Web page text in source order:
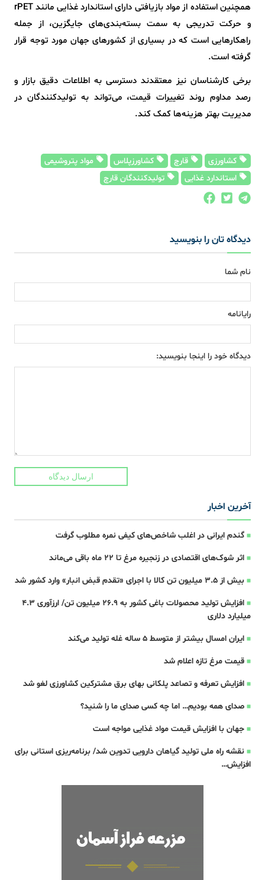
همچنین استفاده از مواد بازیافتی دارای استاندارد غذایی مانند rPET
و حرکت تدریجی به سمت بسته‌بندی‌های جایگزین، از جمله
راهکارهایی است که در بسیاری از کشورهای جهان مورد توجه قرار
گرفته است.
برخی کارشناسان نیز معتقدند دسترسی به اطلاعات دقیق بازار و
رصد مداوم روند تغییرات قیمت، می‌تواند به تولیدکنندگان در
مدیریت بهتر هزینه‌ها کمک کند.
کشاورزی قارچ کشاورزپلاس
مواد پتروشیمی
استاندارد غذایی
تولیدکنندگان قارچ
دیدگاه تان را بنویسید
نام شما
رایانامه
دیدگاه خود را اینجا بنویسید:
ارسال دیدگاه
آخرین اخبار
گندم ایرانی در اغلب شاخص‌های کیفی نمره مطلوب گرفت
اثر شوک‌های اقتصادی در زنجیره مرغ تا 22 ماه باقی می‌ماند
بیش از ۳.۵ میلیون تن کالا با اجرای «تقدم قبض انبار» وارد کشور شد
افزایش تولید محصولات باغی کشور به ۲۶.۹ میلیون تن/ ارزآوری ۴.۳
میلیارد دلاری
ایران امسال بیشتر از متوسط 5 ساله غله تولید می‌کند
قیمت مرغ تازه اعلام شد
افزایش تعرفه و تصاعد پلکانی بهای برق مشترکین کشاورزی لغو شد
صدای همه بودیم… اما چه کسی صدای ما را شنید؟
جهان با افزایش قیمت مواد غذایی مواجه است
نقشه راه ملی تولید گیاهان دارویی تدوین شد/ برنامه‌ریزی استانی برای
افزایش…